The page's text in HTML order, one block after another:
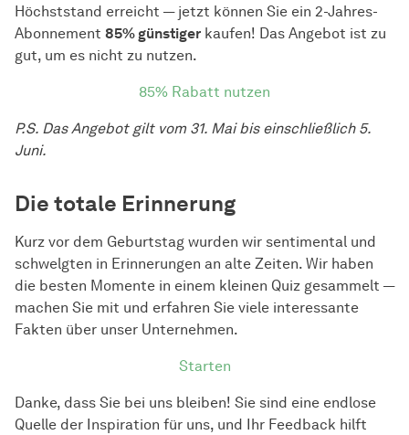
Höchststand erreicht — jetzt können Sie ein 2-Jahres-
Abonnement 85% günstiger kaufen! Das Angebot ist zu
gut, um es nicht zu nutzen.
85% Rabatt nutzen
P.S. Das Angebot gilt vom 31. Mai bis einschließlich 5.
Juni.
Die totale Erinnerung
Kurz vor dem Geburtstag wurden wir sentimental und
schwelgten in Erinnerungen an alte Zeiten. Wir haben
die besten Momente in einem kleinen Quiz gesammelt —
machen Sie mit und erfahren Sie viele interessante
Fakten über unser Unternehmen.
Starten
Danke, dass Sie bei uns bleiben! Sie sind eine endlose
Quelle der Inspiration für uns, und Ihr Feedback hilft